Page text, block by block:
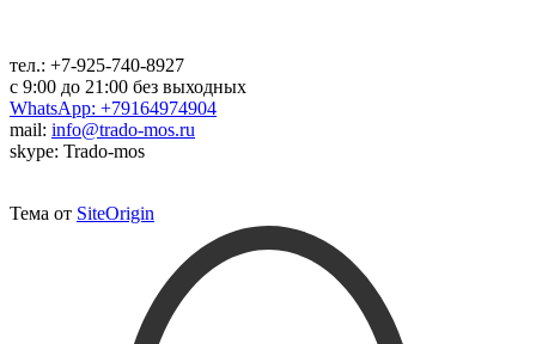
тел.: +7-925-740-8927
с 9:00 до 21:00 без выходных
WhatsApp: +79164974904
mail: info@trado-mos.ru
skype: Trado-mos
Тема от SiteOrigin